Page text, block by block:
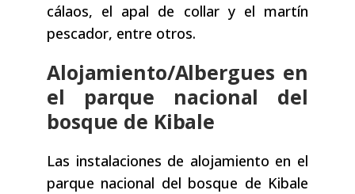
cálaos, el apal de collar y el martín
pescador, entre otros.
Alojamiento/Albergues en
el parque nacional del
bosque de Kibale
Las instalaciones de alojamiento en el
parque nacional del bosque de Kibale